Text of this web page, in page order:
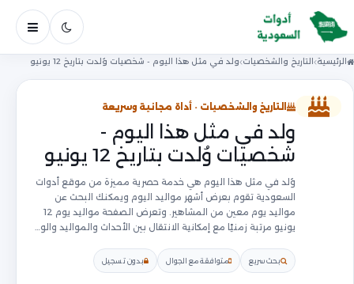
فتح
الرئيسية التاريخ والشخصيات ولد في مثل هذا اليوم - شخصيات وُلدت بتاريخ 12 يونيو
التاريخ والشخصيات · أداة مجانية وسريعة
ولد في مثل هذا اليوم -
شخصيات وُلدت بتاريخ 12 يونيو
وُلد في مثل هذا اليوم هي خدمة حصرية مميزة من موقع أدوات
السعودية تقوم بعرض أشهر مواليد اليوم ويمكنك البحث عن
مواليد يوم معين من المشاهير. وتعرض الصفحة مواليد يوم 12
يونيو مرتبة زمنيًا مع إمكانية الانتقال بين الأحداث والمواليد والو…
بحث سريع متوافقة مع الجوال بدون تسجيل